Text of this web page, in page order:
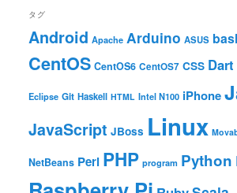
ビ
ゲ
ー
シ
ン
タグ
Android Apache Arduino ASUS
CentOS CentOS6 CentOS7 CSS Dart
Eclipse Git Haskell HTML Intel N100 iPhone
JavaScript JBoss Linux
NetBeans Perl PHP program Python